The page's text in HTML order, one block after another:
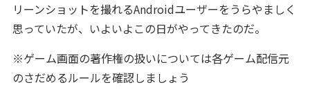
リーンショットを撮れるAndroidユーザーをうらやましく
思っていたが、いよいよこの日がやってきたのだ。
※ゲーム画面の著作権の扱いについては各ゲーム配信元
のさだめるルールを確認しましょう